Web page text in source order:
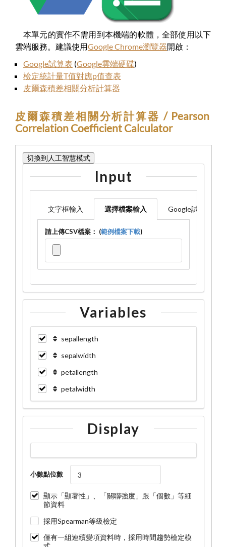
本單元的實作不需用到本機端的軟體，全部使用以下
雲端服務。建議使用Google Chrome瀏覽器開啟：
Google試算表 (Google雲端硬碟)
檢定統計量T值對應p值查表
皮爾森積差相關分析計算器
皮爾森積差相關分析計算器 / Pearson
Correlation Coefficient Calculator